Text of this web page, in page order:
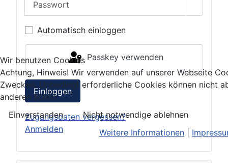
Automatisch einloggen
Passkey verwenden
Einloggen
Zugangsdaten vergessen?
Anmelden
Wir benutzen Cookies
Achtung, Hinweis! Wir verwenden auf unserer Webseite
Zwecken. Unbedingt erforderliche Cookies können nicht
anderen schon.
Einverstanden
Nicht notwendige ablehnen
Weitere Informationen